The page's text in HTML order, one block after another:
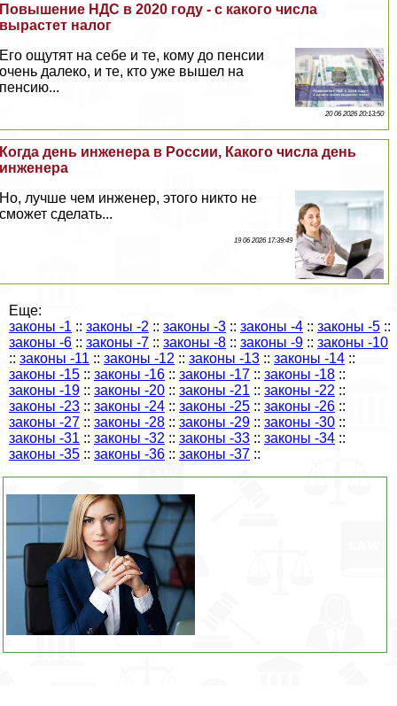
Повышение НДС в 2020 году - с какого числа
вырастет налог
Его ощутят на себе и те, кому до пенсии
очень далеко, и те, кто уже вышел на
пенсию...
20 06 2026 20:13:50
Когда день инженера в России, Какого числа день
инженера
Но, лучше чем инженер, этого никто не
сможет сделать...
19 06 2026 17:39:49
Еще:
законы -1 :: законы -2 :: законы -3 :: законы -4 :: законы -5 ::
законы -6 :: законы -7 :: законы -8 :: законы -9 :: законы -10
:: законы -11 :: законы -12 :: законы -13 :: законы -14 ::
законы -15 :: законы -16 :: законы -17 :: законы -18 ::
законы -19 :: законы -20 :: законы -21 :: законы -22 ::
законы -23 :: законы -24 :: законы -25 :: законы -26 ::
законы -27 :: законы -28 :: законы -29 :: законы -30 ::
законы -31 :: законы -32 :: законы -33 :: законы -34 ::
законы -35 :: законы -36 :: законы -37 ::